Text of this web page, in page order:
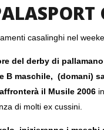
IL PRESIDENTE
2023
casalinghi nel
del derby di
B maschile, (domani)
il Musile 2006in
di molti ex cussini.